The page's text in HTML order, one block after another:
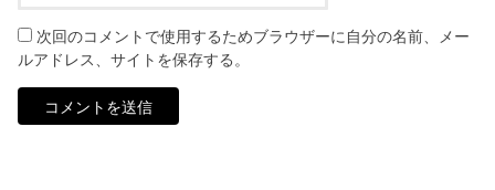
次回のコメントで使用するためブラウザーに自分の名前、メー
ルアドレス、サイトを保存する。